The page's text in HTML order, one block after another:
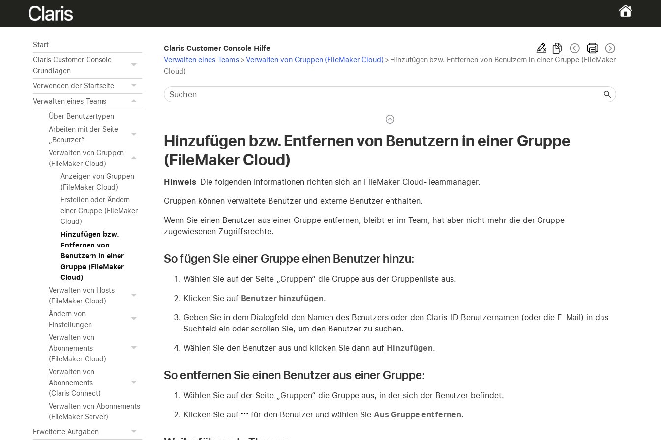
Start
Claris Customer Console
Grundlagen
Verwenden der Startseite
Verwalten eines Teams
Über Benutzertypen
Arbeiten mit der Seite
„Benutzer“
Verwalten von Gruppen
(FileMaker Cloud)
Anzeigen von Gruppen
(FileMaker Cloud)
Erstellen oder Ändern
einer Gruppe (FileMaker
Cloud)
Hinzufügen bzw.
Entfernen von
Benutzern in einer
Gruppe (FileMaker
Cloud)
Verwalten von Hosts
(FileMaker Cloud)
Ändern von
Einstellungen
Verwalten von
Abonnements
(FileMaker Cloud)
Verwalten von
Abonnements
(Claris Connect)
Verwalten von Abonnements
(FileMaker Server)
Erweiterte Aufgaben
Claris Customer Console Hilfe
Verwalten eines Teams >Verwalten von Gruppen (FileMaker Cloud) > Hinzufügen bzw. Entfernen von Benutzern in einer Gruppe (FileMaker
Cloud)
Hinzufügen bzw. Entfernen von Benutzern in einer Gruppe
(FileMaker Cloud)
Hinweis Die folgenden Informationen richten sich an FileMaker Cloud-Teammanager.
Gruppen können verwaltete Benutzer und externe Benutzer enthalten.
Wenn Sie einen Benutzer aus einer Gruppe entfernen, bleibt er im Team, hat aber nicht mehr die der Gruppe
zugewiesenen Zugriffsrechte.
So fügen Sie einer Gruppe einen Benutzer hinzu:
Wählen Sie auf der Seite „Gruppen“ die Gruppe aus der Gruppenliste aus.
Klicken Sie auf Benutzer hinzufügen.
Geben Sie in dem Dialogfeld den Namen des Benutzers oder den Claris-ID Benutzernamen (oder die E-Mail) in das
Suchfeld ein oder scrollen Sie, um den Benutzer zu suchen.
Wählen Sie den Benutzer aus und klicken Sie dann auf Hinzufügen.
So entfernen Sie einen Benutzer aus einer Gruppe:
Wählen Sie auf der Seite „Gruppen“ die Gruppe aus, in der sich der Benutzer befindet.
Klicken Sie auf für den Benutzer und wählen Sie Aus Gruppe entfernen.